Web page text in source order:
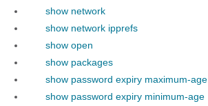
show network
show network ipprefs
show open
show packages
show password expiry maximum-age
show password expiry minimum-age